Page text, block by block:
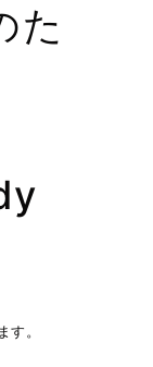
た
す。